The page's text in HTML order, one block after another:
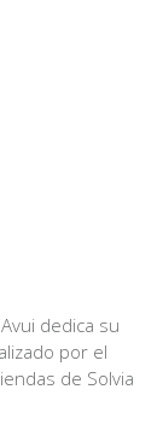
dedica su
por el
de Solvia